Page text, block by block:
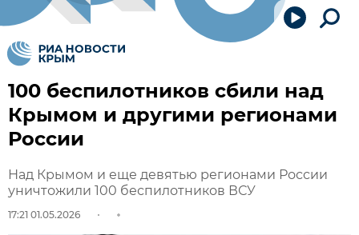
100 беспилотников сбили над
Крымом и другими регионами
России
Над Крымом и еще девятью регионами России
уничтожили 100 беспилотников ВСУ
17:21 01.05.2026